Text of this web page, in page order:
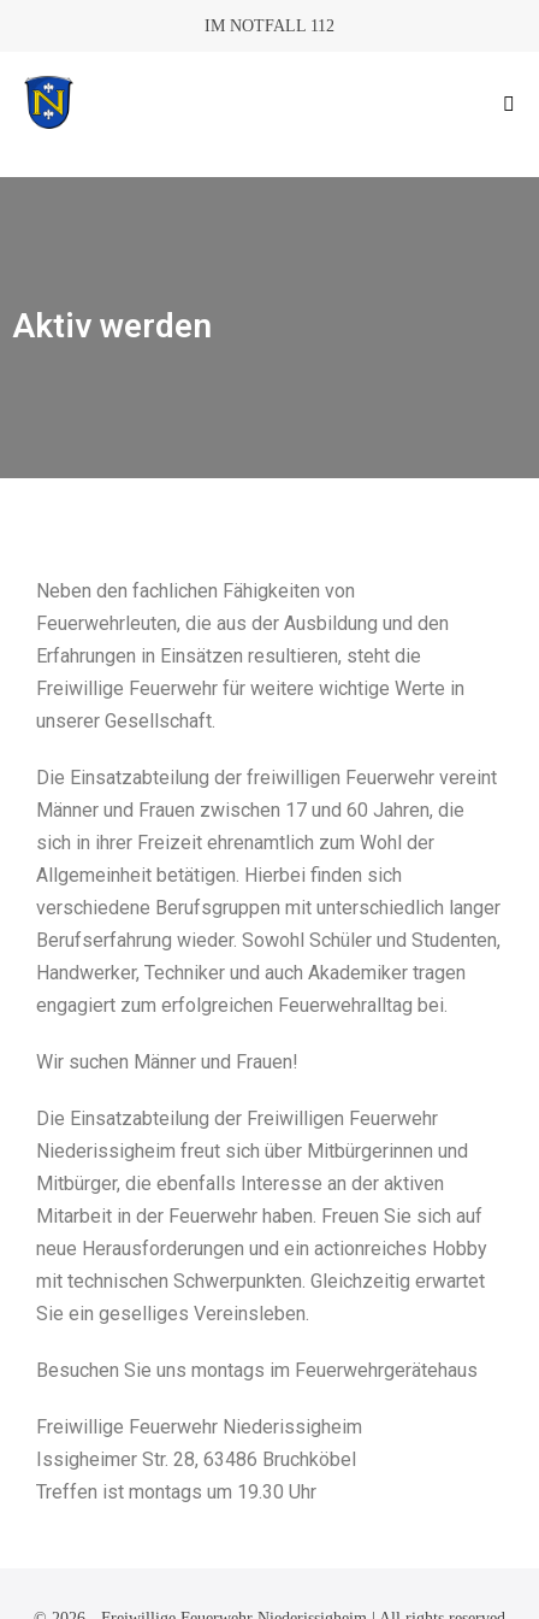
IM NOTFALL 112
Aktiv werden
Neben den fachlichen Fähigkeiten von
Feuerwehrleuten, die aus der Ausbildung und den
Erfahrungen in Einsätzen resultieren, steht die
Freiwillige Feuerwehr für weitere wichtige Werte in
unserer Gesellschaft.
Die Einsatzabteilung der freiwilligen Feuerwehr vereint
Männer und Frauen zwischen 17 und 60 Jahren, die
sich in ihrer Freizeit ehrenamtlich zum Wohl der
Allgemeinheit betätigen. Hierbei finden sich
verschiedene Berufsgruppen mit unterschiedlich langer
Berufserfahrung wieder. Sowohl Schüler und Studenten,
Handwerker, Techniker und auch Akademiker tragen
engagiert zum erfolgreichen Feuerwehralltag bei.
Wir suchen Männer und Frauen!
Die Einsatzabteilung der Freiwilligen Feuerwehr
Niederissigheim freut sich über Mitbürgerinnen und
Mitbürger, die ebenfalls Interesse an der aktiven
Mitarbeit in der Feuerwehr haben. Freuen Sie sich auf
neue Herausforderungen und ein actionreiches Hobby
mit technischen Schwerpunkten. Gleichzeitig erwartet
Sie ein geselliges Vereinsleben.
Besuchen Sie uns montags im Feuerwehrgerätehaus
Freiwillige Feuerwehr Niederissigheim
Issigheimer Str. 28, 63486 Bruchköbel
Treffen ist montags um 19.30 Uhr